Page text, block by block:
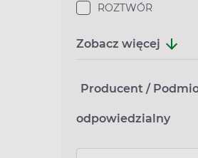
ROZTWÓR
Zobacz więcej
Producent /
odpowiedzialny